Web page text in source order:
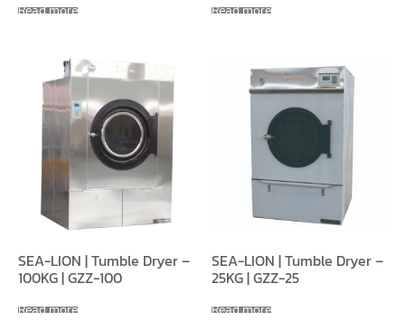
Read more Read more
SEA-LION | Tumble Dryer –
100KG | GZZ-100
Read more
SEA-LION | Tumble Dryer –
25KG | GZZ-25
Read more